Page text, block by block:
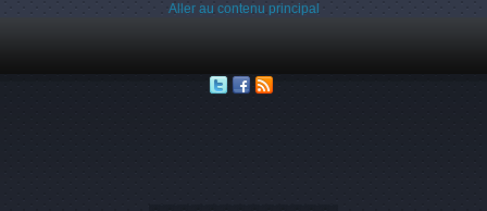
Aller au contenu principal